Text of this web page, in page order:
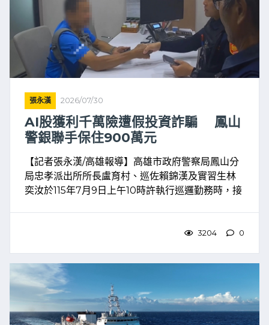
張永漢 2026/07/30
AI股獲利千萬險遭假投資詐騙 鳳山
警銀聯手保住900萬元
【記者張永漢/高雄報導】高雄市政府警察局鳳山分
局忠孝派出所所長盧育村、巡佐賴錦漢及實習生林
奕汝於115年7月9日上午10時許執行巡邏勤務時，接
3204 0